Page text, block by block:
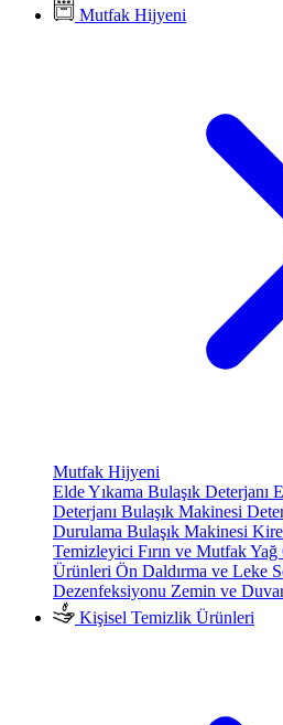
Mutfak Hijyeni
Mutfak Hijyeni
Elde Yıkama Bulaşık Deterjanı
Deterjanı Bulaşık Makinesi
Durulama Bulaşık Makinesi
Temizleyici Fırın ve Mutfak Yağ
Ürünleri Ön Daldırma ve Leke
Dezenfeksiyonu Zemin ve
Kişisel Temizlik Ürünleri